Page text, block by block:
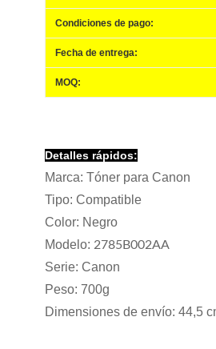
Condiciones de pago:
Fecha de entrega:
MOQ:
Detalles rápidos:
Marca: Tóner para Canon
Tipo: Compatible
Color: Negro
Modelo: 2785B002AA
Serie: Canon
Peso: 700g
Dimensiones de envío: 44,5